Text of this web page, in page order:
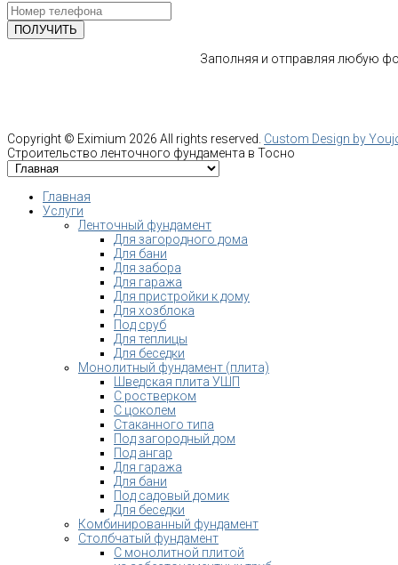
Заполняя и отправляя любую
Copyright © Eximium 2026 All rights reserved. Custom Design by
Строительство ленточного фундамента в Тосно
Главная
Услуги
Ленточный фундамент
Для загородного дома
Для бани
Для забора
Для гаража
Для пристройки к дому
Для хозблока
Под сруб
Для теплицы
Для беседки
Монолитный фундамент (плита)
Шведская плита УШП
С ростверком
С цоколем
Стаканного типа
Под загородный дом
Под ангар
Для гаража
Для бани
Под садовый домик
Для беседки
Комбинированный фундамент
Столбчатый фундамент
С монолитной плитой